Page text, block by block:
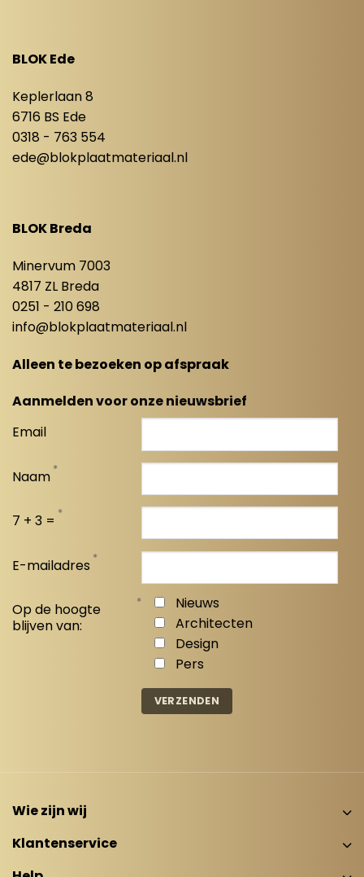
BLOK Ede
Keplerlaan 8
6716 BS Ede
0318 - 763 554
ede@blokplaatmateriaal.nl
BLOK Breda
Minervum 7003
4817 ZL Breda
0251 - 210 698
info@blokplaatmateriaal.nl
Alleen te bezoeken op afspraak
Aanmelden voor onze nieuwsbrief
Email
Naam *
7 + 3 = *
E-mailadres *
Op de hoogte
blijven van:
*
Nieuws
Architecten
Design
Pers
Wie zijn wij
Klantenservice